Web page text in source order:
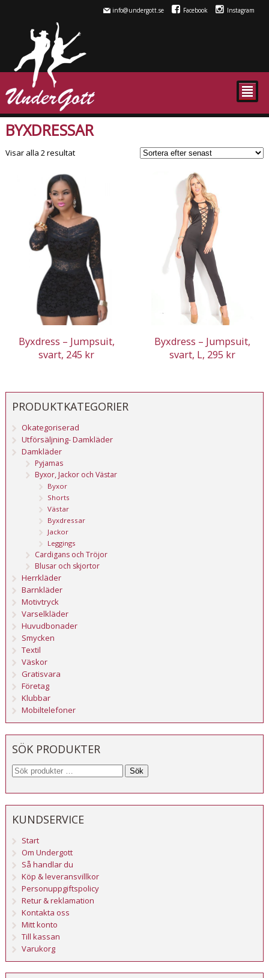
info@undergott.se Facebook Instagram
²
BYXDRESSAR
Visar alla 2 resultatSortera
Byxdress – Jumpsuit,
svart, 245 kr
Byxdress – Jumpsuit,
svart, L, 295 kr
PRODUKTKATEGORIER
Okategoriserad
Utförsäljning- Damkläder
Damkläder
Pyjamas
Byxor, Jackor och Västar
Byxor
Shorts
Västar
Byxdressar
Jackor
Leggings
Cardigans och Tröjor
Blusar och skjortor
Herrkläder
Barnkläder
Motivtryck
Varselkläder
Huvudbonader
Smycken
Textil
Väskor
Gratisvara
Företag
Klubbar
Mobiltelefoner
SÖK PRODUKTER
Sök
KUNDSERVICE
Start
Om Undergott
Så handlar du
Köp & leveransvillkor
Personuppgiftspolicy
Retur & reklamation
Kontakta oss
Mitt konto
Till kassan
Varukorg